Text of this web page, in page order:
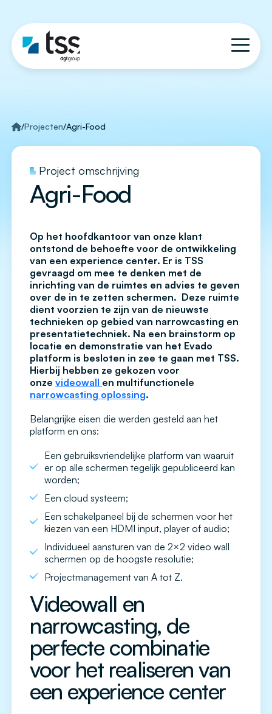
/Projecten/Agri-Food
Project omschrijving
Agri-Food
Op het hoofdkantoor van onze klant
ontstond de behoefte voor de ontwikkeling
van een experience center. Er is TSS
gevraagd om mee te denken met de
inrichting van de ruimtes en advies te geven
over de in te zetten schermen. Deze ruimte
dient voorzien te zijn van de nieuwste
technieken op gebied van narrowcasting en
presentatietechniek. Na een brainstorm op
locatie en demonstratie van het Evado
platform is besloten in zee te gaan met TSS.
Hierbij hebben ze gekozen voor
onze videowall en multifunctionele
narrowcasting oplossing.
Belangrijke eisen die werden gesteld aan het
platform en ons:
Een gebruiksvriendelijke platform van waaruit
er op alle schermen tegelijk gepubliceerd kan
worden;
Een cloud systeem;
Een schakelpaneel bij de schermen voor het
kiezen van een HDMI input, player of audio;
Individueel aansturen van de 2×2 video wall
schermen op de hoogste resolutie;
Projectmanagement van A tot Z.
Videowall en
narrowcasting, de
perfecte combinatie
voor het realiseren van
een experience center